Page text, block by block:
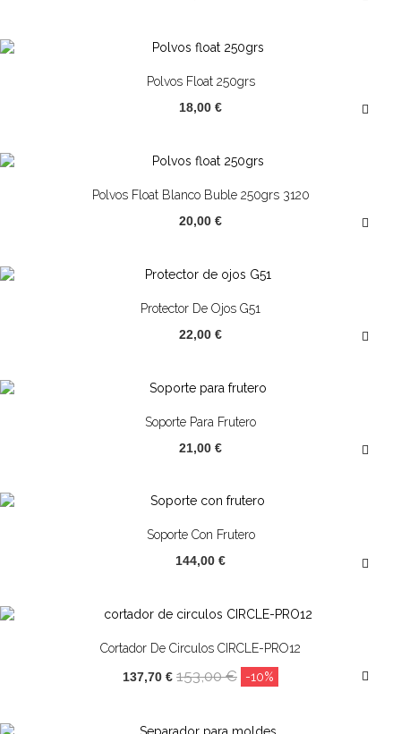
Polvos Float 250grs
18,00 €
Polvos Float Blanco Buble 250grs 3120
20,00 €
Protector De Ojos G51
22,00 €
Soporte Para Frutero
21,00 €
Soporte Con Frutero
144,00 €
Cortador De Circulos CIRCLE-PRO12
137,70 € 153,00 € -10%